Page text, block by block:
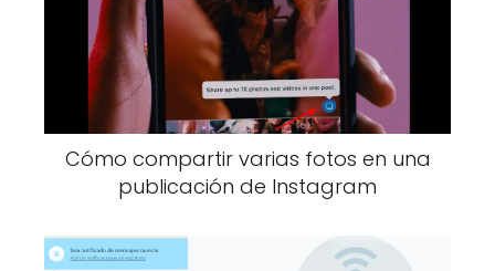
Cómo compartir varias fotos en una
publicación de Instagram